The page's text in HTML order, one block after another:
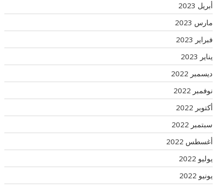
أبريل 2023
مارس 2023
فبراير 2023
يناير 2023
ديسمبر 2022
نوفمبر 2022
أكتوبر 2022
سبتمبر 2022
أغسطس 2022
يوليو 2022
يونيو 2022